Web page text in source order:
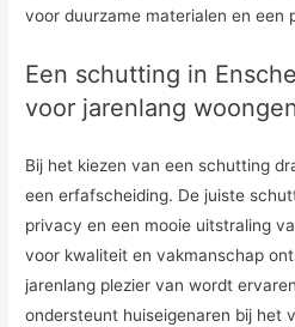
voor duurzame materialen en een
Een schutting in
voor jarenlang
Bij het kiezen van een schutting
een erfafscheiding. De juiste
privacy en een mooie uitstraling
voor kwaliteit en vakmanschap
jarenlang plezier van wordt
ondersteunt huiseigenaren bij het